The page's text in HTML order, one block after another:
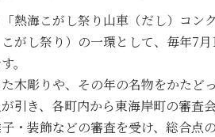
熱海こがし祭り山車（だし）コン
がし祭り）の一環として、毎年7
。
木彫りや、その年の名物をかた
引き、各町内から東海岸町の審査
・装飾などの審査を受け、総合